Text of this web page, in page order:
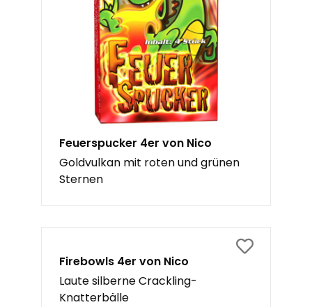
Feuerspucker 4er von Nico
Goldvulkan mit roten und grünen
Sternen
Firebowls 4er von Nico
Laute silberne Crackling-
Knatterbälle